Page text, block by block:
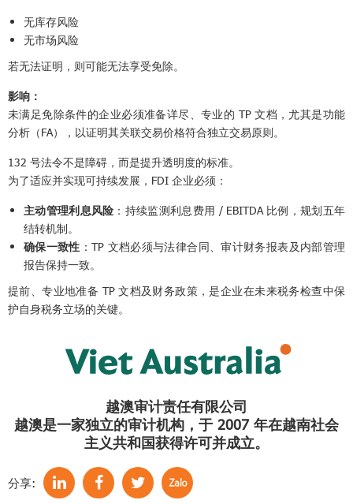
无库存风险
无市场风险
若无法证明，则可能无法享受免除。
影响：
未满足免除条件的企业必须准备详尽、专业的 TP 文档，尤其是功能
分析（FA），以证明其关联交易价格符合独立交易原则。
132 号法令不是障碍，而是提升透明度的标准。
为了适应并实现可持续发展，FDI 企业必须：
主动管理利息风险 ：持续监测利息费用 / EBITDA 比例，规划五年
结转机制。
确保一致性 ：TP 文档必须与法律合同、审计财务报表及内部管理
报告保持一致。
提前、专业地准备 TP 文档及财务政策，是企业在未来税务检查中保
护自身税务立场的关键。
越澳审计责任有限公司
越澳是一家独立的审计机构，于 2007 年在越南社会
主义共和国获得许可并成立。
分享: